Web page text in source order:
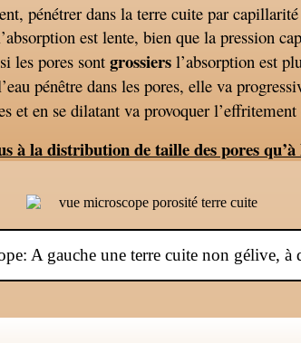
pénétrer dans la terre cuite par
est lente, bien que la pression
les pores sontgrossiers l’absorption est
pénêtre dans les pores, elle va
et en se dilatant va provoquer
à la distribution de taille des pores
A gauche une terre cuite non gélive, à